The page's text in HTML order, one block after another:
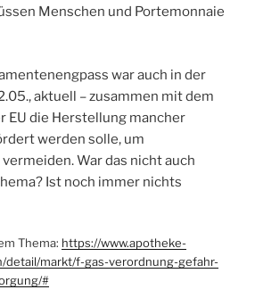
Menschen und Portemonnaie
war auch in der
aktuell – zusammen mit dem
EU die Herstellung mancher
werden solle, um
War das nicht auch
Ist noch immer nichts
Thema: https://www.apotheke-
detail/markt/f-gas-verordnung-gefahr-
#